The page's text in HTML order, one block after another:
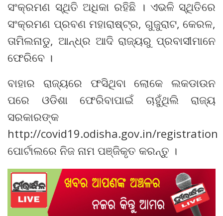
ସଂକ୍ରମଣ ସ୍ଥିତି ଅଧିକା ରହିଛି । ଏଭଳି ସ୍ଥିତିରେ
ସଂକ୍ରମଣ ପ୍ରବଣ ମହାରାଷ୍ଟ୍ର, ଗୁଜୁରାଟ, କେରଳ,
ତାମିଲନାଡୁ, ଆନ୍ଧ୍ର ଆଦି ରାଜ୍ୟରୁ ପ୍ରବାସୀମାନେ
ଫେରିବେ ।
ବାହାର ରାଜ୍ୟରେ ଫସିଥିବା ଲୋକେ ଲକଡାଉନ
ପରେ ଓଡିଶା ଫେରିବାପାଇଁ ଚାହୁଁଥିଲି ରାଜ୍ୟ
ସରକାରଙ୍କ
http://covid19.odisha.gov.in/registration
ପୋର୍ଟାଲରେ ନିଜ ନାମ ପଞ୍ଜିକୃତ କରନ୍ତୁ ।